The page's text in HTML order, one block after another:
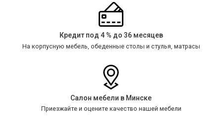
Кредит под 4 % до 36 месяцев
На корпусную мебель, обеденные столы и стулья, матрасы
Салон мебели в Минске
Приезжайте и оцените качество нашей мебели